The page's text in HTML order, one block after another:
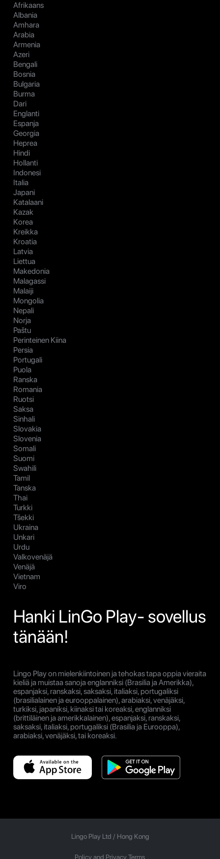
Afrikaans
Albania
Amhara
Arabia
Armenia
Azeri
Bengali
Bosnia
Bulgaria
Burma
Dari
Englanti
Espanja
Georgia
Heprea
Hindi
Hollanti
Indonesi
Italia
Japani
Katalaani
Kazak
Korea
Kreikka
Kroatia
Latvia
Liettua
Makedonia
Malagassi
Malaiji
Mongolia
Nepali
Norja
Paštu
Perinteinen Kiina
Persia
Portugali
Puola
Ranska
Romania
Ruotsi
Saksa
Sinhali
Slovakia
Slovenia
Somali
Suomi
Swahili
Tamil
Tanska
Thai
Turkki
Tšekki
Ukraina
Unkari
Urdu
Valkovenäjä
Venäjä
Vietnam
Viro
Hanki LinGo Play- sovellus
tänään!
Lingo Play on mielenkiintoinen ja tehokas tapa oppia vieraita
kieliä ja muistaa sanoja englanniksi (Brasilia ja Amerikka),
espanjaksi, ranskaksi, saksaksi, italiaksi, portugaliksi
(brasilialainen ja eurooppalainen), arabiaksi, venäjäksi,
turkiksi, japaniksi, kiinaksi tai koreaksi, englanniksi
(brittiläinen ja amerikkalainen), espanjaksi, ranskaksi,
saksaksi, italiaksi, portugaliksi (Brasilia ja Eurooppa),
arabiaksi, venäjäksi, tai koreaksi.
Lingo Play Ltd / Hong Kong
Policy and Privacy Terms